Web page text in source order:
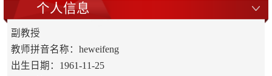
个人信息
副教授
教师拼音名称：heweifeng
出生日期：1961-11-25